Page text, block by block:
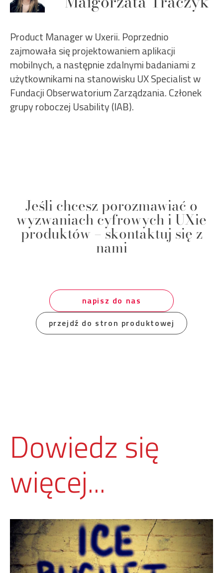
Product Manager w Uxerii. Poprzednio
zajmowała się projektowaniem aplikacji
mobilnych, a następnie zdalnymi badaniami z
użytkownikami na stanowisku UX Specialist w
Fundacji Obserwatorium Zarządzania. Członek
grupy roboczej Usability (IAB).
Jeśli chcesz porozmawiać o
wyzwaniach cyfrowych i UXie
produktów – skontaktuj się z
nami
napisz do nas
przejdź do stron produktowej
Dowiedz się
więcej...